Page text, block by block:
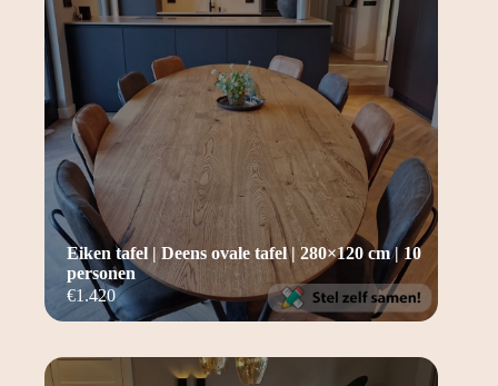
€1.420
Eiken tafel | Deens ovale tafel | 280×120 cm | 10
personen